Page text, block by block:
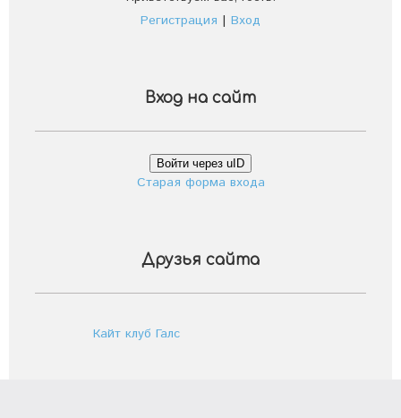
Регистрация | Вход
Вход на сайт
Войти через uID
Старая форма входа
Друзья сайта
Кайт клуб Галс